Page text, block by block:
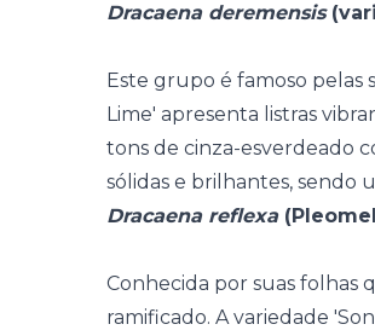
Dracaena deremensis
Este grupo é famoso pelas
Lime' apresenta listras
tons de cinza-esverdeado
sólidas e brilhantes, sendo
Dracaena reflexa
Conhecida por suas folhas
ramificado. A variedade